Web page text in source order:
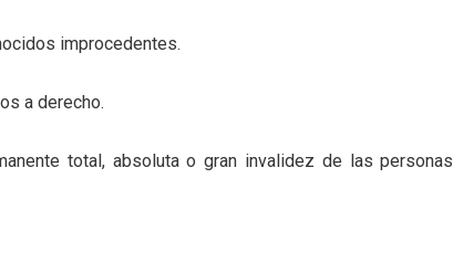
improcedentes.
a derecho.
total, absoluta o gran invalidez de las personas